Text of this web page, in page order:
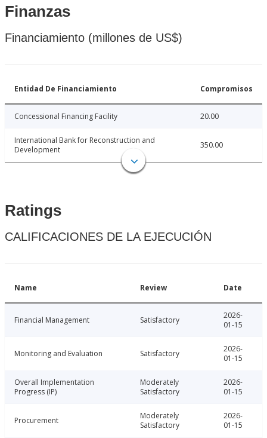
Finanzas
Financiamiento (millones de US$)
Entidad De Financiamiento Compromisos
Concessional Financing Facility 20.00
International Bank for Reconstruction and
Development
350.00
Ratings
CALIFICACIONES DE LA EJECUCIÓN
Name Review Date
Financial Management Satisfactory
2026-
01-15
Monitoring and Evaluation Satisfactory
2026-
01-15
Overall Implementation
Progress (IP)
Moderately
Satisfactory
2026-
01-15
Procurement
Moderately
Satisfactory
2026-
01-15